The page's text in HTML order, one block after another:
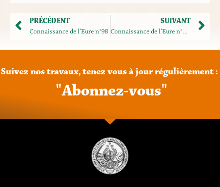
PRÉCÉDENT
Connaissance de l’Eure n°98
SUIVANT
Connaissance de l’Eure n°100
Suivez nos travaux, tenez vous à jour régulièrement :
"Abonnez-vous"